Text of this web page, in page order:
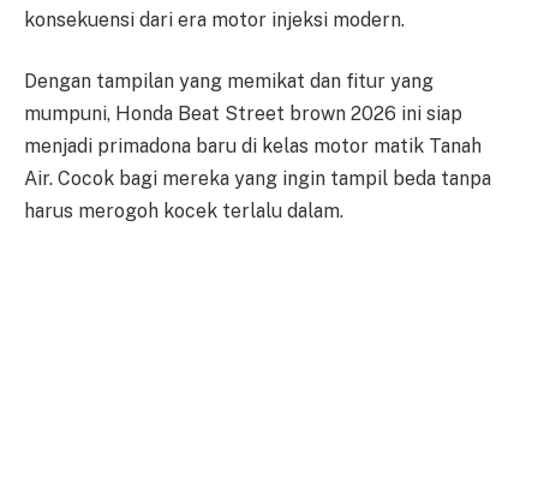
konsekuensi dari era motor injeksi modern.
Dengan tampilan yang memikat dan fitur yang
mumpuni, Honda Beat Street brown 2026 ini siap
menjadi primadona baru di kelas motor matik Tanah
Air. Cocok bagi mereka yang ingin tampil beda tanpa
harus merogoh kocek terlalu dalam.